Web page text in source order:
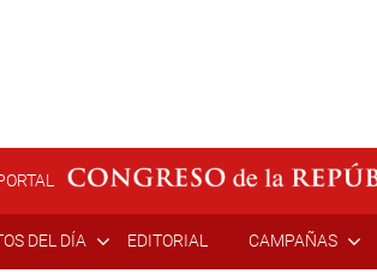
DEL DÍA EDITORIAL CAMPAÑAS